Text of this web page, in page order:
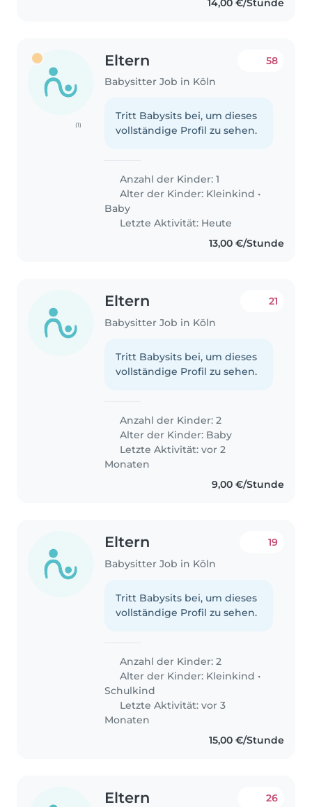
(1)
Eltern
Babysitter Job in Köln
58
Tritt Babysits bei, um dieses
vollständige Profil zu sehen.
Anzahl der Kinder: 1
Alter der Kinder: Kleinkind •
Baby
Letzte Aktivität: Heute
13,00 €/Stunde
Eltern
Babysitter Job in Köln
21
Tritt Babysits bei, um dieses
vollständige Profil zu sehen.
Anzahl der Kinder: 2
Alter der Kinder: Baby
Letzte Aktivität: vor 2
Monaten
9,00 €/Stunde
Eltern
Babysitter Job in Köln
19
Tritt Babysits bei, um dieses
vollständige Profil zu sehen.
Anzahl der Kinder: 2
Alter der Kinder: Kleinkind •
Schulkind
Letzte Aktivität: vor 3
Monaten
15,00 €/Stunde
Eltern 26